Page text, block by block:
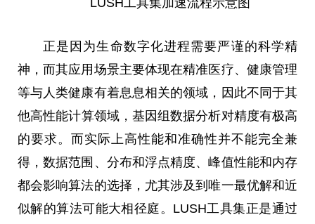
LUSH工具集加速流程示意图
正是因为生命数字化进程需要严谨的科学精
神，而其应用场景主要体现在精准医疗、健康管理
等与人类健康有着息息相关的领域，因此不同于其
他高性能计算领域，基因组数据分析对精度有极高
的要求。而实际上高性能和准确性并不能完全兼
得，数据范围、分布和浮点精度、峰值性能和内存
都会影响算法的选择，尤其涉及到唯一最优解和近
似解的算法可能大相径庭。LUSH工具集正是通过